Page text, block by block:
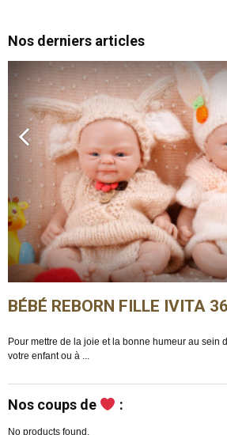
Nos derniers articles
BÉBÉ REBORN FILLE IVITA
Pour mettre de la joie et la bonne humeur au sein
votre enfant ou à ...
Nos coups de :
No products found.